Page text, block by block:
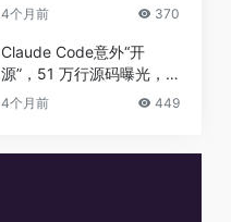
4个月前 370
Claude Code意外“开
源”，51 万行源码曝光，
但真正的秘密没有泄露
4个月前 449